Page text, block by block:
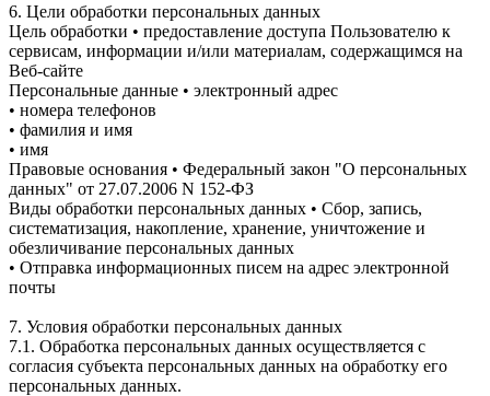
6. Цели обработки персональных данных
Цель обработки • предоставление доступа Пользователю к
сервисам, информации и/или материалам, содержащимся на
Веб-сайте
Персональные данные • электронный адрес
• номера телефонов
• фамилия и имя
• имя
Правовые основания • Федеральный закон "О персональных
данных" от 27.07.2006 N 152-ФЗ
Виды обработки персональных данных • Сбор, запись,
систематизация, накопление, хранение, уничтожение и
обезличивание персональных данных
• Отправка информационных писем на адрес электронной
почты
7. Условия обработки персональных данных
7.1. Обработка персональных данных осуществляется с
согласия субъекта персональных данных на обработку его
персональных данных.